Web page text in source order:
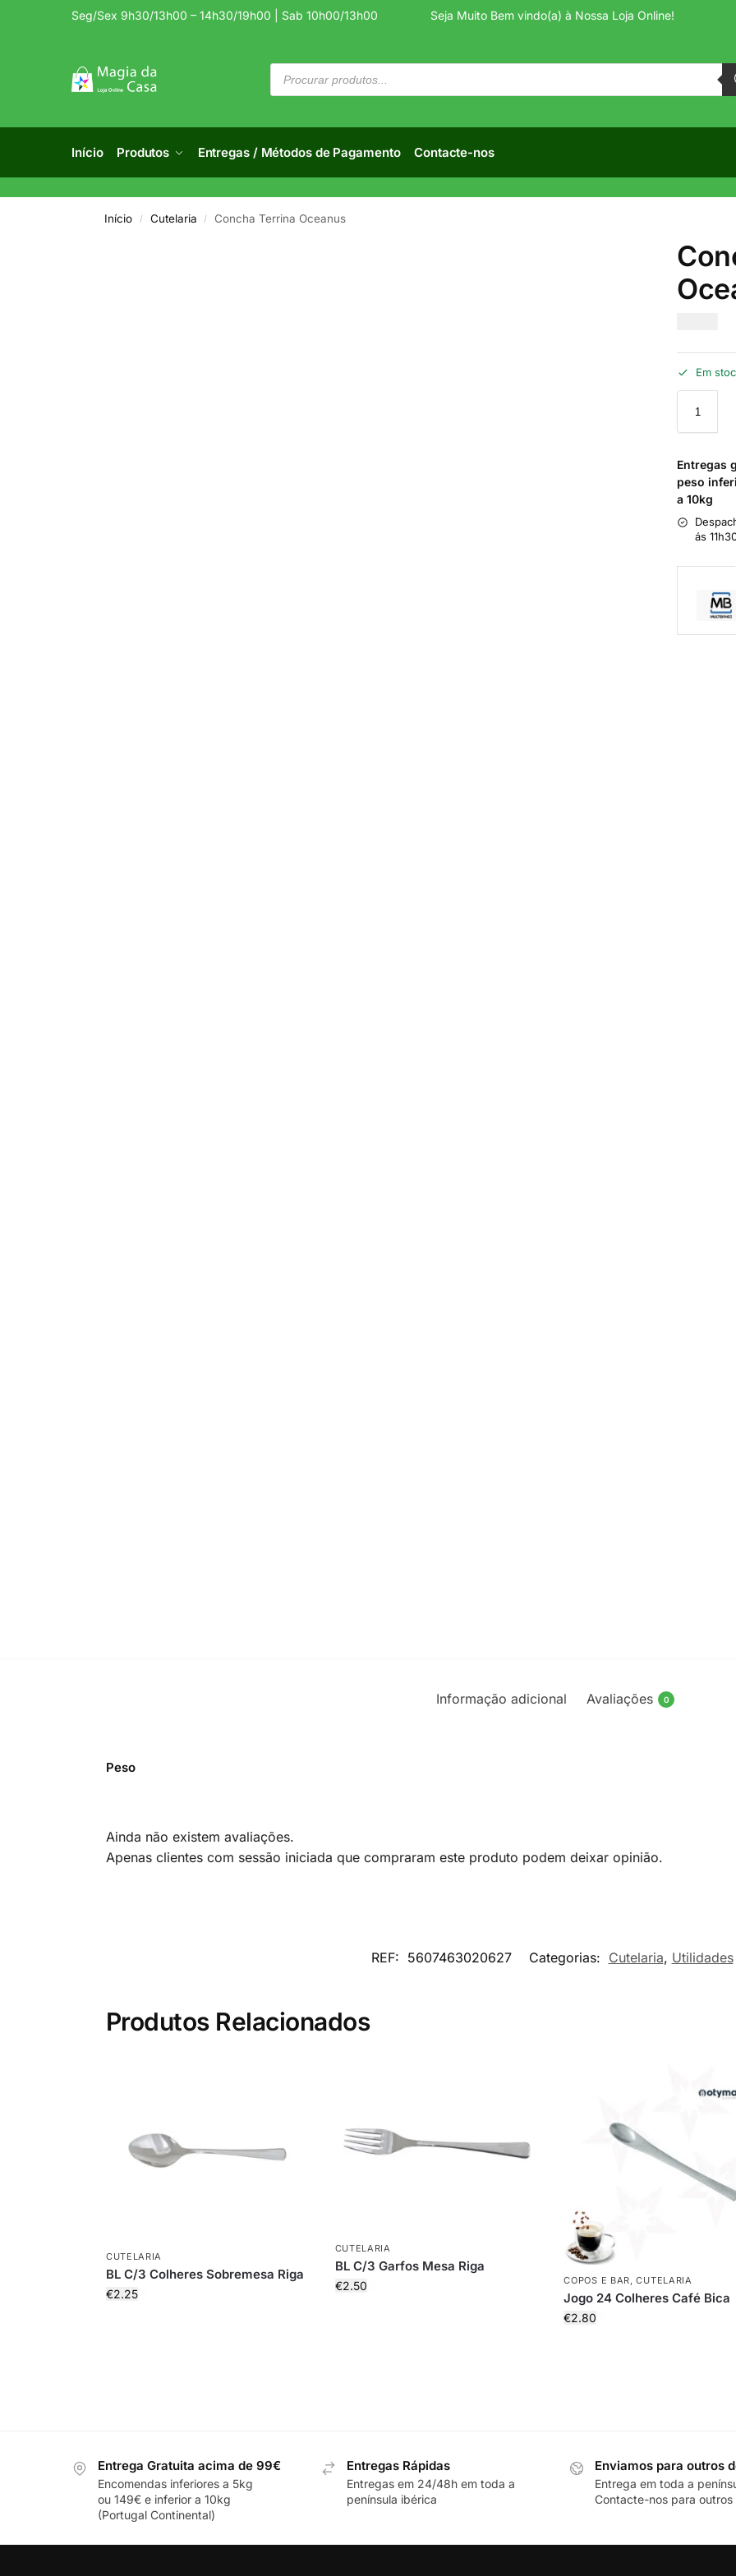
Seg/Sex 9h30/13h00 – 14h30/19h00 | Sab 10h00/13h00 Seja Muito Bem vindo(a) à Nossa Loja Online!
Início Produtos Entregas / Métodos de Pagamento Contacte-nos
Início / Cutelaria / Concha Terrina Oceanus
Em
Entregas
peso
a 10kg
ás
Informação adicional Avaliações 0
Peso
Ainda não existem avaliações.
Apenas clientes com sessão iniciada que compraram este produto podem deixar opinião.
REF: 5607463020627 Categorias: Cutelaria, Utilidades
Produtos Relacionados
CUTELARIA
BL C/3 Colheres Sobremesa Riga
€2.25
CUTELARIA
BL C/3 Garfos Mesa Riga
€2.50 COPOS E BAR,CUTELARIA
Jogo 24 Colheres Café Bica
€2.80
Entrega Gratuita acima de 99€
Encomendas inferiores a 5kg
ou 149€ e inferior a 10kg
(Portugal Continental)
Entregas Rápidas
Entregas em 24/48h em toda a
península ibérica
Enviamos para outros
Entrega em toda a
Contacte-nos para outros